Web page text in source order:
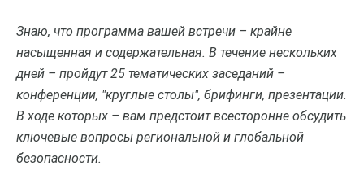
Знаю, что программа вашей встречи – крайне
насыщенная и содержательная. В течение нескольких
дней – пройдут 25 тематических заседаний –
конференции, "круглые столы", брифинги, презентации.
В ходе которых – вам предстоит всесторонне обсудить
ключевые вопросы региональной и глобальной
безопасности.